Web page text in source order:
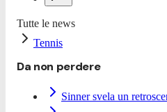
Tutte le news
Tennis
Da non perdere
Sinner svela un